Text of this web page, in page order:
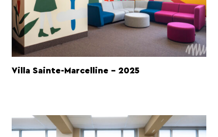
Villa Sainte-Marcelline - 2025